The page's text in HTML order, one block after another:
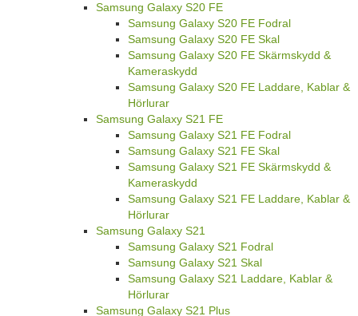
Samsung Galaxy S20 FE
Samsung Galaxy S20 FE Fodral
Samsung Galaxy S20 FE Skal
Samsung Galaxy S20 FE Skärmskydd &
Kameraskydd
Samsung Galaxy S20 FE Laddare, Kablar &
Hörlurar
Samsung Galaxy S21 FE
Samsung Galaxy S21 FE Fodral
Samsung Galaxy S21 FE Skal
Samsung Galaxy S21 FE Skärmskydd &
Kameraskydd
Samsung Galaxy S21 FE Laddare, Kablar &
Hörlurar
Samsung Galaxy S21
Samsung Galaxy S21 Fodral
Samsung Galaxy S21 Skal
Samsung Galaxy S21 Laddare, Kablar &
Hörlurar
Samsung Galaxy S21 Plus